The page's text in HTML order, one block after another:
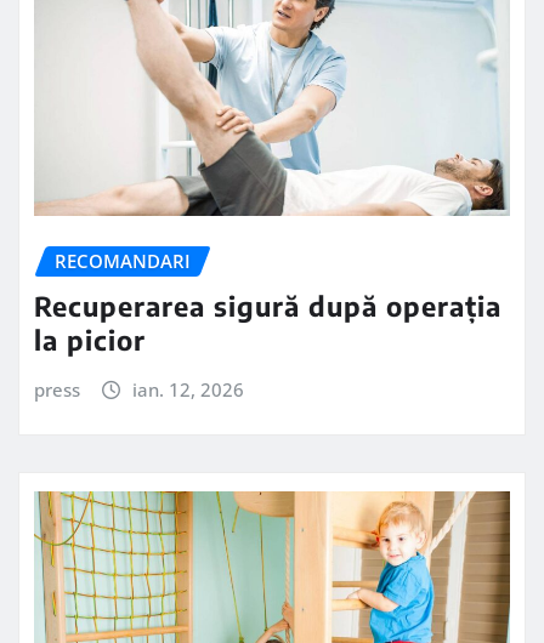
RECOMANDARI
Recuperarea sigură după operația
la picior
press ian. 12, 2026